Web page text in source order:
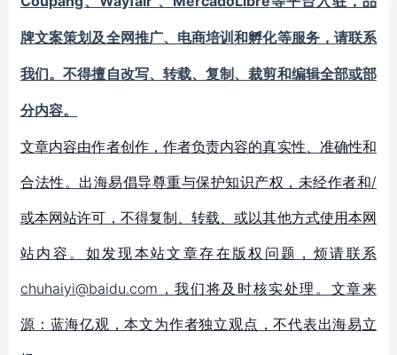
牌文案策划及全网推广、电商培训和孵化等服务，请联系
我们。不得擅自改写、转载、复制、裁剪和编辑全部或部
分内容。
文章内容由作者创作，作者负责内容的真实性、准确性和
合法性。出海易倡导尊重与保护知识产权，未经作者和/
或本网站许可，不得复制、转载、或以其他方式使用本网
站内容。如发现本站文章存在版权问题，烦请联系
chuhaiyi@baidu.com，我们将及时核实处理。文章来
源：蓝海亿观，本文为作者独立观点，不代表出海易立